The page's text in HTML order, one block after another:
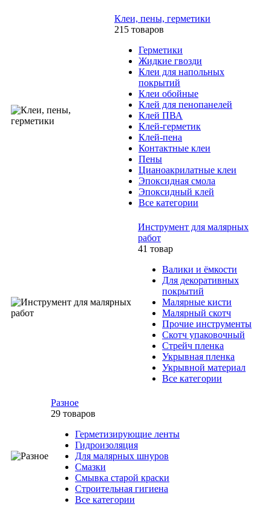
Клеи, пены, герметики
215 товаров
Герметики
Жидкие гвозди
Клеи для напольных
покрытий
Клеи обойные
Клей для пенопанелей
Клей ПВА
Клей-герметик
Клей-пена
Контактные клеи
Пены
Цианоакрилатные клеи
Эпоксидная смола
Эпоксидный клей
Все категории
Инструмент для малярных
работ
41 товар
Валики и ёмкости
Для декоративных
покрытий
Малярные кисти
Малярный скотч
Прочие инструменты
Скотч упаковочный
Стрейч пленка
Укрывная пленка
Укрывной материал
Все категории
Разное
29 товаров
Герметизирующие ленты
Гидроизоляция
Для малярных шнуров
Смазки
Смывка старой краски
Строительная гигиена
Все категории